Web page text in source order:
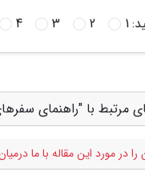
1
2
3
4
مرتبط با "راهنمای
در مورد این مقاله با ما